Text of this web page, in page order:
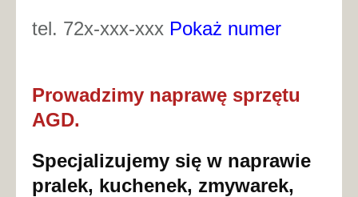
tel. 72x-xxx-xxx Pokaż numer
Prowadzimy naprawę sprzętu
AGD.
Specjalizujemy się w naprawie
pralek, kuchenek, zmywarek,